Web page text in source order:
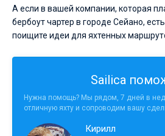
А если в вашей компании, которая
бербоут чартер в городе Сейано,
поищите идеи для яхтенных
Sailica
Нужна помощь? Мы рядом, 7 дней в
отличную яхту и сопроводим вашу
Кирилл